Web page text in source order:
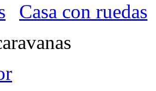
Casa con ruedas